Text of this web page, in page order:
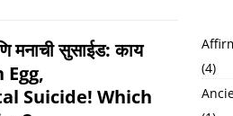
मनाची सुसाईड: काय
Egg,
Suicide! Which
(4)